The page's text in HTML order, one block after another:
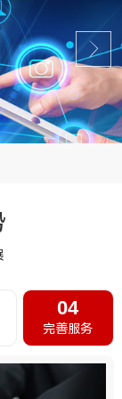
04
完善服务